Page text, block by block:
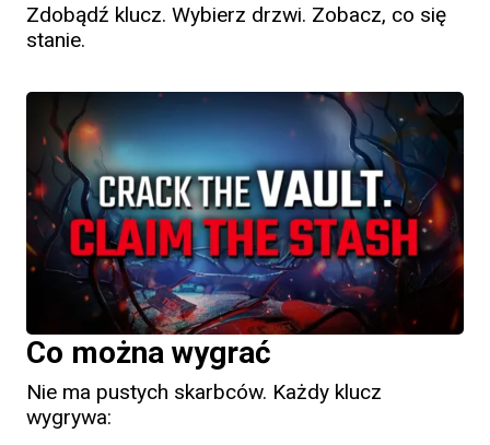
Zdobądź klucz. Wybierz drzwi. Zobacz, co się
stanie.
Co można wygrać
Nie ma pustych skarbców. Każdy klucz
wygrywa: